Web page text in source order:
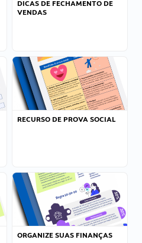
DICAS DE FECHAMENTO DE
VENDAS
RECURSO DE PROVA SOCIAL
ORGANIZE SUAS FINANÇAS